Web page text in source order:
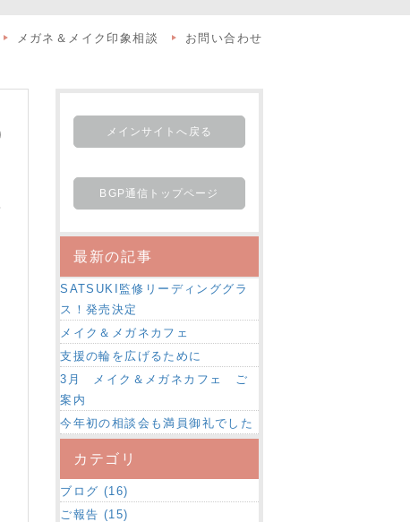
メガネ＆メイク印象相談 お問い合わせ
メインサイトへ戻る
BGP通信トップページ
最新の記事
SATSUKI監修リーディンググラ
ス！発売決定
メイク＆メガネカフェ
支援の輪を広げるために
3月 メイク＆メガネカフェ ご
案内
今年初の相談会も満員御礼でした
カテゴリ
ブログ (16)
ご報告 (15)